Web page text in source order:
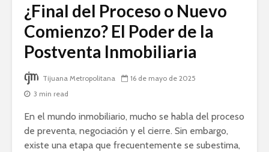
¿Final del Proceso o Nuevo
Comienzo? El Poder de la
Postventa Inmobiliaria
Tijuana Metropolitana
16 de mayo de 2025
3 min read
En el mundo inmobiliario, mucho se habla del proceso
de preventa, negociación y el cierre. Sin embargo,
existe una etapa que frecuentemente se subestima,